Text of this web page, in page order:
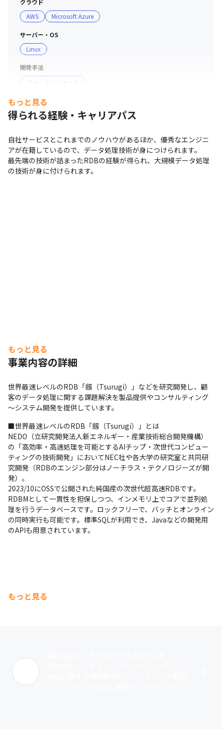
クラウド
AWS
Microsoft Azure
サーバー・OS
Linux
開発手法
ウォーターフォール
プロジェクト管理
GitHub
Redmine Backlog
Slack
その他
もっと見る
得られる経験・キャリアパス
自社サービスとこれまでのノウハウがあるほか、優秀なエンジニ
アが在籍しているので、データ処理技術が身につけられます。
最先端の技術が詰まったRDBの経験が得られ、大規模データ処理
の技術が身に付けられます。
もっと見る
事業内容の詳細
世界最速レベルのRDB「劔（Tsurugi）」などを研究開発し、顧
客のデータ処理に関する課題解決を製品提供やコンサルティング
～システム開発を提供しています。
■世界最速レベルのRDB「劔（Tsurugi）」とは
NEDO（立研究開発法人新エネルギー・産業技術総合開発機構）
の「高効率・高速処理を可能とするAIチップ・次世代コンピュー
ティングの技術開発」においてNEC社や各大学の研究室と共同研
究開発（RDBのエンジン部分はノーチラス・テクノロジーズが開
発）。
2023/10にOSSで公開された純国産の次世代超高速RDBです。
RDBMとして一貫性を担保しつつ、インメモリ上でコアで並列処
理を行うデータベースです。ロックフリーで、バッチとオンライン
の同時実行も可能です。標準SQLが利用でき、Javaなどの開発用
のAPIも用意されています。
もっと見る